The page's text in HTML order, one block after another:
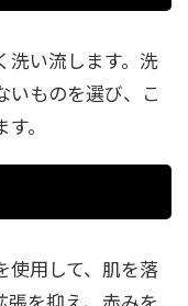
洗い流します。洗
いものを選び、こ
。
使用して、肌を落